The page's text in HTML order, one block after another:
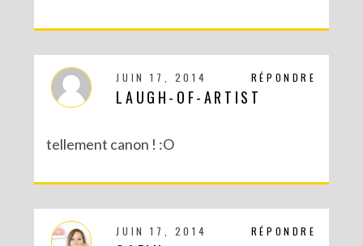
RÉPONDRE
JUIN 17, 2014
LAUGH-OF-ARTIST
tellement canon ! :O
RÉPONDRE
JUIN 17, 2014